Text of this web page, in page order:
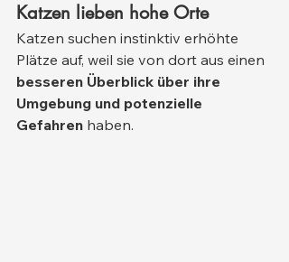
Katzen lieben hohe Orte
Katzen suchen instinktiv erhöhte
Plätze auf, weil sie von dort aus einen
besseren Überblick über ihre
Umgebung und potenzielle
Gefahren haben.